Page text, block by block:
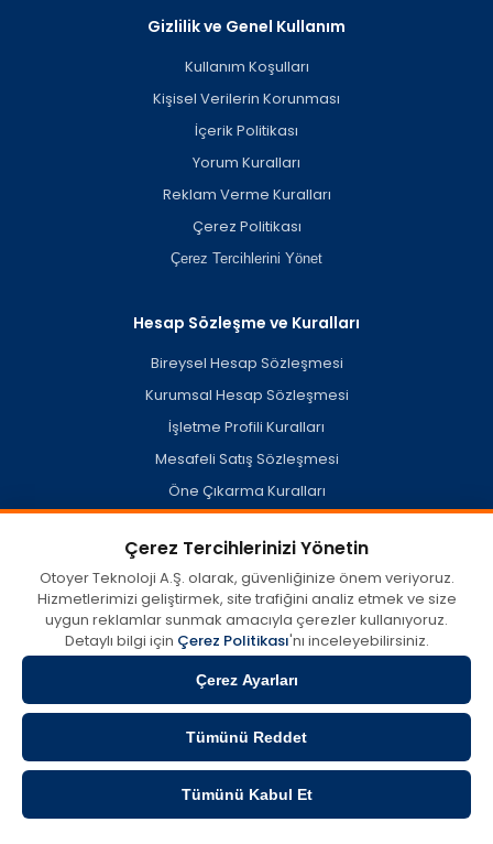
Filtrele Sırala
Gizlilik ve Genel Kullanım
Kullanım Koşulları
Kişisel Verilerin Korunması
İçerik Politikası
Yorum Kuralları
Reklam Verme Kuralları
Çerez Politikası
Çerez Tercihlerini Yönet
Hesap Sözleşme ve Kuralları
Bireysel Hesap Sözleşmesi
Kurumsal Hesap Sözleşmesi
İşletme Profili Kuralları
Mesafeli Satış Sözleşmesi
Öne Çıkarma Kuralları
otoyer.com'da kullanıcılar tarafından oluşturulan veya açık
kaynaklardan derlenen misafir işletme profilleri dahil her türlü
içerik, görüş ve bilginin doğruluğu, eksiksizliği ve yasallığına dair
tüm sorumluluk münhasıran içeriği sağlayan tarafa aittir.
Otoyer, 5651 Sayılı Kanun kapsamında 'Yer Sağlayıcı' olup; söz
olmasından ve bu sebeplerle doğabilecek zararlardan hiçbir
surette sorumlu tutulamaz. Sorularınız ve hizmet talepleriniz için
doğrudan ilgili işletme veya içerik sahibi ile irtibata geçebilirsiniz.
Çerez Tercihlerinizi Yönetin
Otoyer Teknoloji A.Ş. olarak, güvenliğinize önem veriyoruz.
Hizmetlerimizi geliştirmek, site trafiğini analiz etmek ve size
uygun reklamlar sunmak amacıyla çerezler kullanıyoruz.
Detaylı bilgi için Çerez Politikası'nı inceleyebilirsiniz.
Çerez Ayarları
Tümünü Reddet
Tümünü Kabul Et